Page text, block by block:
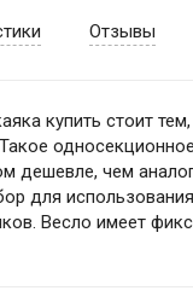
Отзывы
купить стоит
дешевле, чем
для
Весло имеет